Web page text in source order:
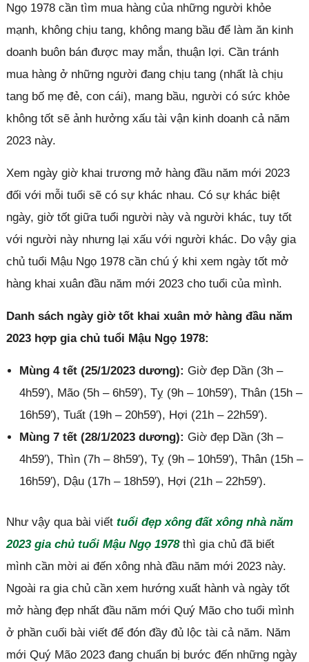
Ngọ 1978 cần tìm mua hàng của những người khỏe
mạnh, không chịu tang, không mang bầu để làm ăn kinh
doanh buôn bán được may mắn, thuận lợi. Cần tránh
mua hàng ở những người đang chịu tang (nhất là chịu
tang bố mẹ đẻ, con cái), mang bầu, người có sức khỏe
không tốt sẽ ảnh hưởng xấu tài vận kinh doanh cả năm
2023 này.
Xem ngày giờ khai trương mở hàng đầu năm mới 2023
đối với mỗi tuổi sẽ có sự khác nhau. Có sự khác biệt
ngày, giờ tốt giữa tuổi người này và người khác, tuy tốt
với người này nhưng lại xấu với người khác. Do vậy gia
chủ tuổi Mậu Ngọ 1978 cần chú ý khi xem ngày tốt mở
hàng khai xuân đầu năm mới 2023 cho tuổi của mình.
Danh sách ngày giờ tốt khai xuân mở hàng đầu năm
2023 hợp gia chủ tuổi Mậu Ngọ 1978:
Mùng 4 tết (25/1/2023 dương): Giờ đẹp Dần (3h –
4h59′), Mão (5h – 6h59′), Tỵ (9h – 10h59′), Thân (15h –
16h59′), Tuất (19h – 20h59′), Hợi (21h – 22h59′).
Mùng 7 tết (28/1/2023 dương): Giờ đẹp Dần (3h –
4h59′), Thìn (7h – 8h59′), Tỵ (9h – 10h59′), Thân (15h –
16h59′), Dậu (17h – 18h59′), Hợi (21h – 22h59′).
Như vậy qua bài viết tuổi đẹp xông đất xông nhà năm
2023 gia chủ tuổi Mậu Ngọ 1978thì gia chủ đã biết
mình cần mời ai đến xông nhà đầu năm mới 2023 này.
Ngoài ra gia chủ cần xem hướng xuất hành và ngày tốt
mở hàng đẹp nhất đầu năm mới Quý Mão cho tuổi mình
ở phần cuối bài viết để đón đầy đủ lộc tài cả năm. Năm
mới Quý Mão 2023 đang chuẩn bị bước đến những ngày